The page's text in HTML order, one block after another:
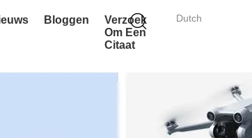
Dutch
Bloggen
Verzoek
Om Een
Citaat